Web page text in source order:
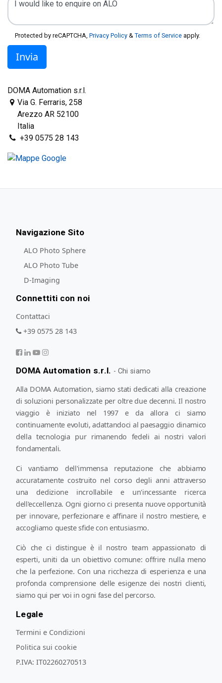
Protected by reCAPTCHA, Privacy Policy & Terms of Service apply.
Invia
DOMA Automation s.r.l.
Via G. Ferraris, 258
Arezzo AR 52100
Italia
+39 0575 28 143
Navigazione Sito
ALO Photo Sphere
ALO Photo Tube
D-Imaging
Connettiti con noi
Contattaci
+39 0575 28 143
DOMA Automation s.r.l. - Chi siamo
Alla DOMA Automation, siamo stati dedicati alla creazione
di soluzioni personalizzate per oltre due decenni. Il nostro
viaggio è iniziato nel 1997 e da allora ci siamo
continuamente evoluti, adattandoci al paesaggio dinamico
della tecnologia pur rimanendo fedeli ai nostri valori
fondamentali.
Ci vantiamo dell'immensa reputazione che abbiamo
accuratamente costruito nel corso degli anni attraverso
una dedizione incrollabile e un'incessante ricerca
dell'eccellenza. Ogni giorno ci presenta nuove opportunità
per innovare, perfezionare e affinare il nostro mestiere, e
accogliamo queste sfide con entusiasmo.
Ciò che ci distingue è il nostro team appassionato di
esperti, uniti da un obiettivo comune: offrire nulla meno
che la perfezione. Con una ricchezza di esperienza e una
profonda comprensione delle esigenze dei nostri clienti,
siamo qui per voi in ogni fase del percorso.
Legale
Termini e Condizioni
Politica sui cookie
P.IVA: IT02260270513